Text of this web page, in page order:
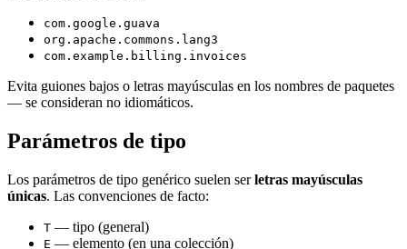
com.google.guava
org.apache.commons.lang3
com.example.billing.invoices
Evita guiones bajos o letras mayúsculas en los nombres de paquetes
— se consideran no idiomáticos.
Parámetros de tipo
Los parámetros de tipo genérico suelen serletras mayúsculas
únicas. Las convenciones de facto:
T — tipo (general)
E — elemento (en una colección)